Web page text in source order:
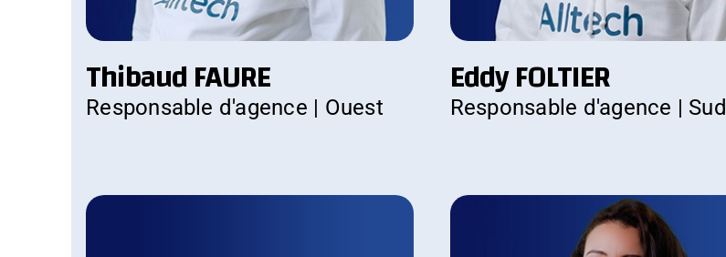
Thibaud FAURE
Responsable d'agence | Ouest
Eddy FOLTIER
Responsable d'agence | Sud